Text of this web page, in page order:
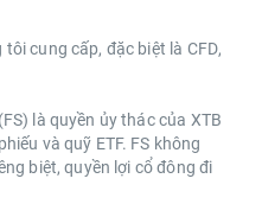
cung cấp, đặc biệt là CFD,
là quyền ủy thác của XTB
và quỹ ETF. FS không
biệt, quyền lợi cổ đông đi